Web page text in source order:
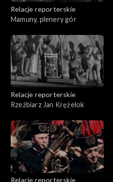
Relacje reporterskie
Mamuny, plenery gór
Relacje reporterskie
Rzeźbiarz Jan Krężelok
Relacje reporterskie